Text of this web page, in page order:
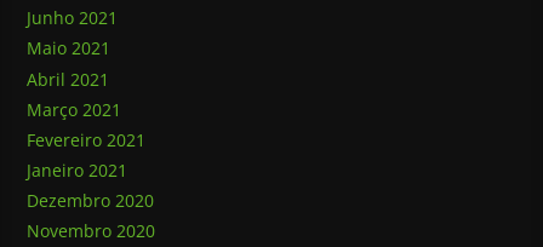
Junho 2021
Maio 2021
Abril 2021
Março 2021
Fevereiro 2021
Janeiro 2021
Dezembro 2020
Novembro 2020